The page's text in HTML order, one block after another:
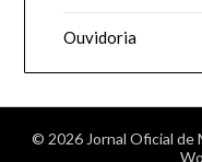
Ouvidoria
© 2026 Jornal Oficial de